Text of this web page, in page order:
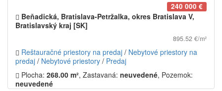
240 000 €
Beňadická, Bratislava-Petržalka, okres Bratislava V,
Bratislavský kraj [SK]
895.52 €/m²
Reštauračné priestory na predaj / Nebytové priestory na
predaj / Nebytové priestory / Predaj
Plocha: 268.00 m², Zastavaná: neuvedené, Pozemok:
neuvedené